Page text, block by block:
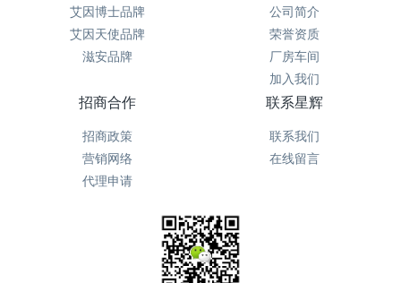
艾因博士品牌
艾因天使品牌
滋安品牌
公司简介
荣誉资质
厂房车间
加入我们
招商合作
招商政策
营销网络
代理申请
联系星辉
联系我们
在线留言